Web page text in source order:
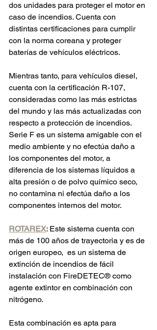
dos unidades para proteger el motor en
caso de incendios. Cuenta con
distintas certificaciones para cumplir
con la norma coreana y proteger
baterías de vehículos eléctricos.
Mientras tanto, para vehículos diesel,
cuenta con la certificación R-107,
consideradas como las más estrictas
del mundo y las más actualizadas con
respecto a protección de incendios.
Serie F es un sistema amigable con el
medio ambiente y no efectúa daño a
los componentes del motor, a
diferencia de los sistemas líquidos a
alta presión o de polvo químico seco,
no contamina ni efectúa daño a los
componentes internos del motor.
ROTAREX: Este sistema cuenta con
más de 100 años de trayectoria y es de
origen europeo,  es un sistema de
extinción de incendios de fácil
instalación con FireDETEC® como
agente extintor en combinación con
nitrógeno.
Esta combinación es apta para